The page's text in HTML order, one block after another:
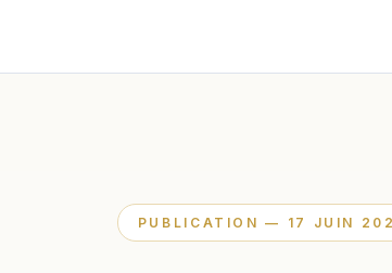
PUBLICATION — 17 JUIN